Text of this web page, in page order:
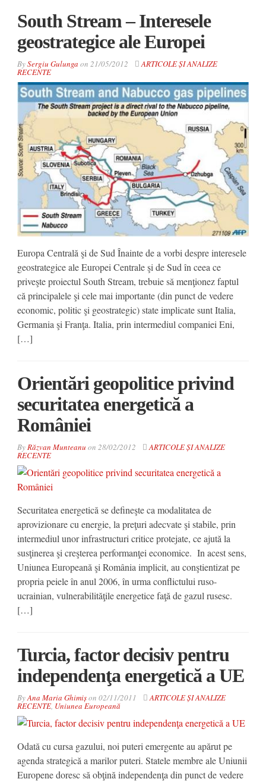
South Stream – Interesele
geostrategice ale Europei
BySergiu Gulunga on 21/05/2012 ARTICOLE ȘI ANALIZE
RECENTE
Europa Centrală şi de Sud Înainte de a vorbi despre interesele
geostrategice ale Europei Centrale şi de Sud în ceea ce
priveşte proiectul South Stream, trebuie să menţionez faptul
că principalele şi cele mai importante (din punct de vedere
economic, politic şi geostrategic) state implicate sunt Italia,
Germania şi Franţa. Italia, prin intermediul companiei Eni,
[…]
Orientări geopolitice privind
securitatea energetică a
României
ByRăzvan Munteanu on 28/02/2012 ARTICOLE ȘI ANALIZE
RECENTE
Securitatea energetică se defineşte ca modalitatea de
aprovizionare cu energie, la preţuri adecvate şi stabile, prin
intermediul unor infrastructuri critice protejate, ce ajută la
susţinerea şi creşterea performanţei economice. In acest sens,
Uniunea Europeană şi România implicit, au conştientizat pe
propria peiele în anul 2006, în urma conflictului ruso-
ucrainian, vulnerabilităţile energetice faţă de gazul rusesc.
[…]
Turcia, factor decisiv pentru
independenţa energetică a UE
ByAna Maria Ghimișon 02/11/2011 ARTICOLE ȘI ANALIZE
RECENTE, Uniunea Europeană
Odată cu cursa gazului, noi puteri emergente au apărut pe
agenda strategică a marilor puteri. Statele membre ale Uniunii
Europene doresc să obţină independenţa din punct de vedere